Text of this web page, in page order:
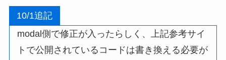
10/1追記
modal側で修正が入ったらしく、上記参考サイ
トで公開されているコードは書き換える必要が